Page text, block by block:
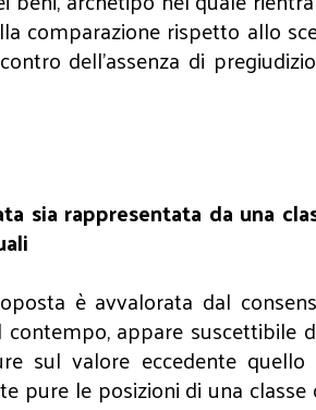
rispetto allo
dell’assenza di
sia rappresentata da una
è avvalorata dal
contempo, appare
sul valore eccedente
le posizioni di una